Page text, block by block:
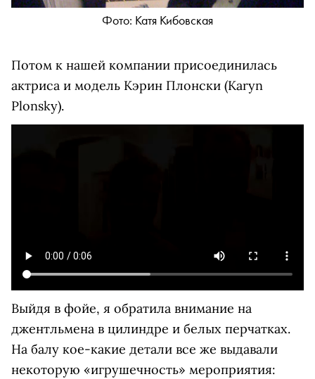
Фото: Катя Кибовская
Потом к нашей компании присоединилась
актриса и модель Кэрин Плонски (Karyn
Plonsky).
Выйдя в фойе, я обратила внимание на
джентльмена в цилиндре и белых перчатках.
На балу кое-какие детали все же выдавали
некоторую «игрушечность» мероприятия: